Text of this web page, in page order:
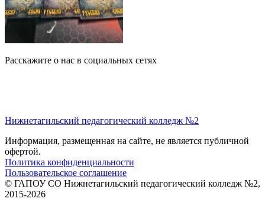
Расскажите о нас в социальных сетях
Нижнетагильский педагогический колледж №2
Информация, размещенная на сайте, не является публичной
офертой.
Политика конфиденциальности
Пользовательское соглашение
© ГАПОУ СО Нижнетагильский педагогический колледж №2,
2015-2026